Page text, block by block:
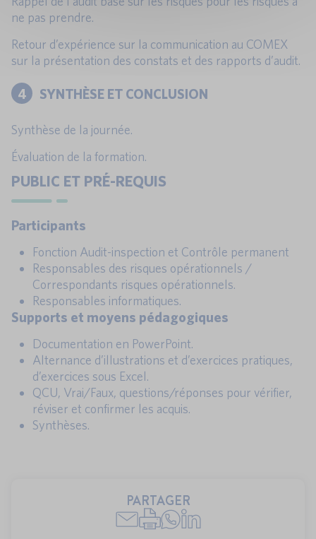
ne pas prendre.
Retour d’expérience sur la communication au COMEX
sur la présentation des constats et des rapports d’audit.
4 SYNTHÈSE ET CONCLUSION
Synthèse de la journée.
Évaluation de la formation.
PUBLIC ET PRÉ-REQUIS
Participants
Fonction Audit-inspection et Contrôle permanent
Responsables des risques opérationnels /
Correspondants risques opérationnels.
Responsables informatiques.
Supports et moyens pédagogiques
Documentation en PowerPoint.
Alternance d’illustrations et d’exercices pratiques,
d’exercices sous Excel.
QCU, Vrai/Faux, questions/réponses pour vérifier,
réviser et confirmer les acquis.
Synthèses.
PARTAGER